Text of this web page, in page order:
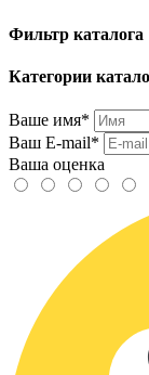
Фильтр каталога
Категории
Ваше имя*
Ваш E-mail*
Ваша оценка